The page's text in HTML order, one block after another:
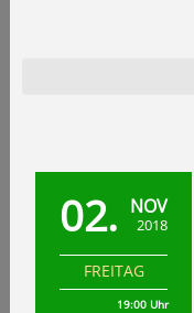
02. NOV
2018
FREITAG
19:00 Uhr